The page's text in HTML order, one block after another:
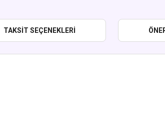
TAKSIT SEÇENEKLERI